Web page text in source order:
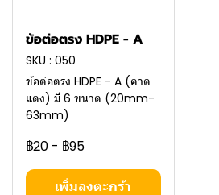
ข้อต่อตรง HDPE - A
SKU : 050
ข้อต่อตรง HDPE - A (คาด
แดง) มี 6 ขนาด (20mm-
63mm)
฿20 - ฿95
เพิ่มลงตะกร้า